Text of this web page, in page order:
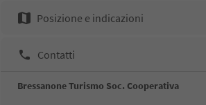
Posizione e indicazioni
Contatti
Bressanone Turismo Soc. Cooperativa